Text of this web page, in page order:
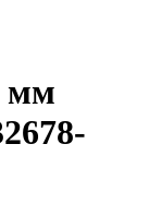
мм